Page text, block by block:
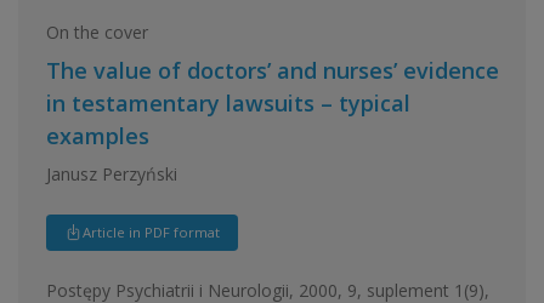
On the cover
The value of doctors’ and nurses’ evidence
in testamentary lawsuits – typical
examples
Janusz Perzyński
Article in PDF format
Postępy Psychiatrii i Neurologii, 2000, 9, suplement 1(9),